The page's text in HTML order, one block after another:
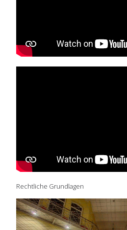
Rechtliche Grundlagen